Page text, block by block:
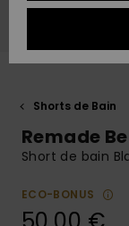
Shorts de Bain
Remade
Short de bain
ECO-BONUS